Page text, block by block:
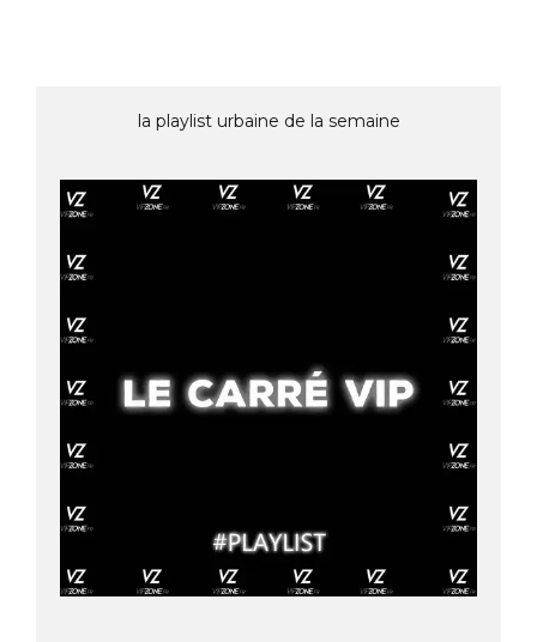
la playlist urbaine de la semaine